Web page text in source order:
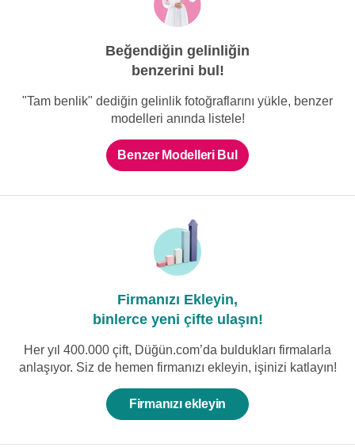
Miry May Bridal
Dantelli Çiçekli Balık Kesim
123.863 TL
Beğendiğin gelinliğin
benzerini bul!
"Tam benlik" dediğin gelinlik fotoğraflarını yükle, benzer
modelleri anında listele!
Benzer Modelleri Bul
Firmanızı Ekleyin,
binlerce yeni çifte ulaşın!
Her yıl 400.000 çift, Düğün.com’da buldukları firmalarla
anlaşıyor. Siz de hemen firmanızı ekleyin, işinizi katlayın!
Firmanızı ekleyin